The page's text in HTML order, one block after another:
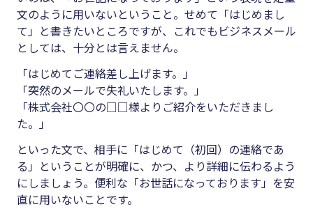
文のように用いないということ。せめて「はじめまし
て」と書きたいところですが、これでもビジネスメール
としては、十分とは言えません。
「はじめてご連絡差し上げます。」
「突然のメールで失礼いたします。」
「株式会社〇〇の□□様よりご紹介をいただきまし
た。」
といった文で、相手に「はじめて（初回）の連絡であ
る」ということが明確に、かつ、より詳細に伝わるよう
にしましょう。便利な「お世話になっております」を安
直に用いないことです。